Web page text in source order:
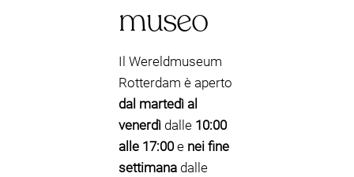
museo
Il Wereldmuseum
Rotterdam è aperto
dal martedì al
venerdì dalle 10:00
alle 17:00e nei fine
settimana dalle